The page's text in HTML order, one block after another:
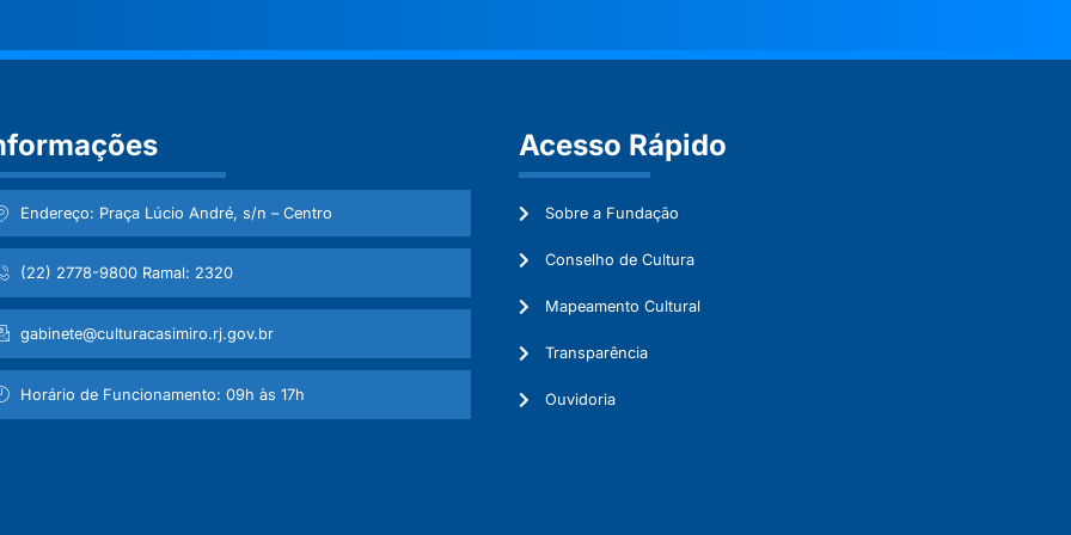
Endereço: Praça Lúcio André, s/n – Centro
(22) 2778-9800 Ramal: 2320
gabinete@culturacasimiro.rj.gov.br
Horário de Funcionamento: 09h às 17h
Acesso Rápido
Sobre a Fundação
Conselho de Cultura
Mapeamento Cultural
Transparência
Ouvidoria